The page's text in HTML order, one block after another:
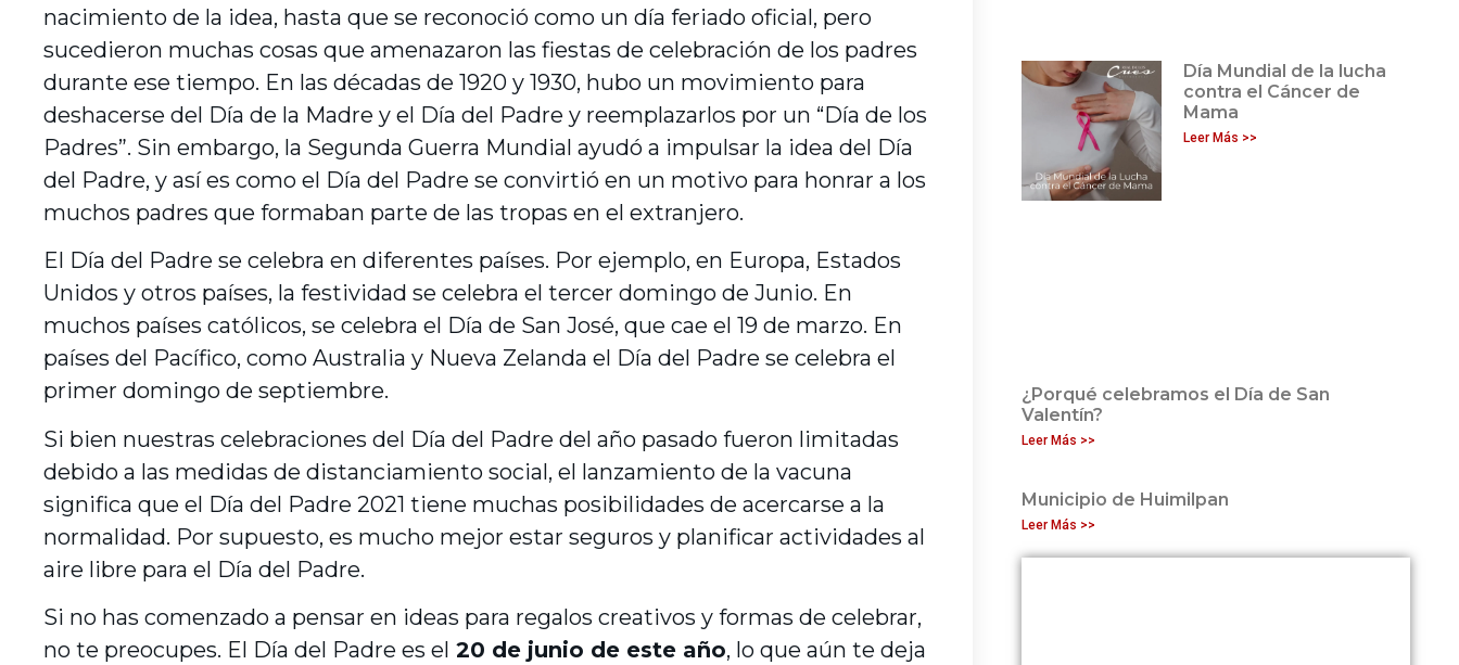
nacimiento de la idea, hasta que se reconoció como un día feriado oficial, pero
sucedieron muchas cosas que amenazaron las fiestas de celebración de los padres
durante ese tiempo. En las décadas de 1920 y 1930, hubo un movimiento para
deshacerse del Día de la Madre y el Día del Padre y reemplazarlos por un “Día de los
Padres”. Sin embargo, la Segunda Guerra Mundial ayudó a impulsar la idea del Día
del Padre, y así es como el Día del Padre se convirtió en un motivo para honrar a los
muchos padres que formaban parte de las tropas en el extranjero.
El Día del Padre se celebra en diferentes países. Por ejemplo, en Europa, Estados
Unidos y otros países, la festividad se celebra el tercer domingo de Junio. En
muchos países católicos, se celebra el Día de San José, que cae el 19 de marzo. En
países del Pacífico, como Australia y Nueva Zelanda el Día del Padre se celebra el
primer domingo de septiembre.
Si bien nuestras celebraciones del Día del Padre del año pasado fueron limitadas
debido a las medidas de distanciamiento social, el lanzamiento de la vacuna
significa que el Día del Padre 2021 tiene muchas posibilidades de acercarse a la
normalidad. Por supuesto, es mucho mejor estar seguros y planificar actividades al
aire libre para el Día del Padre.
Si no has comenzado a pensar en ideas para regalos creativos y formas de celebrar,
no te preocupes. El Día del Padre es el 20 de junio de este año, lo que aún te deja
Día Mundial de la lucha
contra el Cáncer de
Mama
Leer Más >>
¿Porqué celebramos el Día de San
Valentín?
Leer Más >>
Municipio de Huimilpan
Leer Más >>